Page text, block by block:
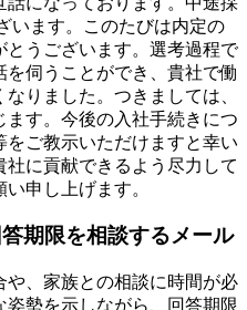
います。このたびは内定の
とうございます。選考過程で
伺うことができ、貴社で働
りました。つきましては、
す。今後の入社手続きにつ
ご教示いただけますと幸い
に貢献できるよう尽力して
申し上げます。
期限を相談するメール
、家族との相談に時間が必
勢を示しながら、回答期限